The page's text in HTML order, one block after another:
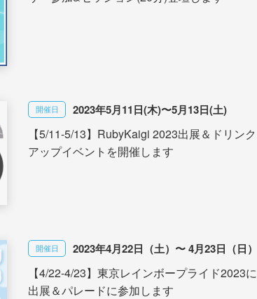
開催日 2023年5月11日(木)〜5月13日(土)
【5/11-5/13】RubyKaigi 2023出展＆ドリンク
アップイベントを開催します
開催日 2023年4月22日（土）〜 4月23日（日）
【4/22-4/23】東京レインボープライド2023に
出展＆パレードに参加します